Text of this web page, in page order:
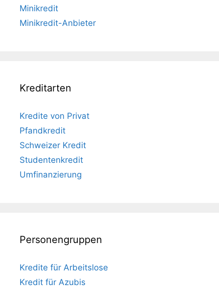
Minikredit
Minikredit-Anbieter
Kreditarten
Kredite von Privat
Pfandkredit
Schweizer Kredit
Studentenkredit
Umfinanzierung
Personengruppen
Kredite für Arbeitslose
Kredit für Azubis